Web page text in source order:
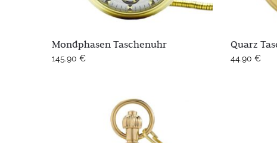
Mondphasen Taschenuhr
145.90 €
Quarz
44.90 €